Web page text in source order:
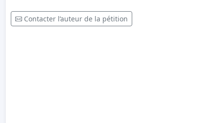
Contacter l’auteur de la pétition